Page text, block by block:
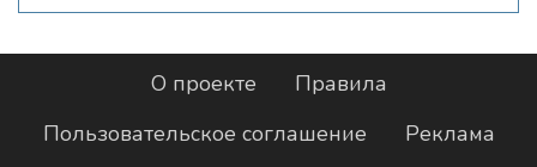
О проекте
Правила
Пользовательское соглашение
Реклама